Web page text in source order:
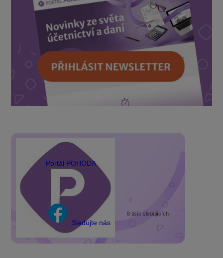
Portál POHODA
Sledujte nás
8 tisíc sledujících